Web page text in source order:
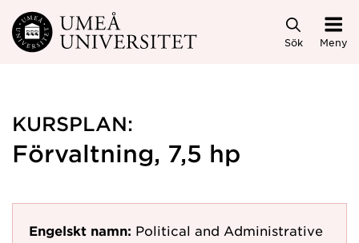
Hoppa direkt till innehållet
Sök Meny
KURSPLAN:
Förvaltning, 7,5 hp
Engelskt namn: Political and Administrative